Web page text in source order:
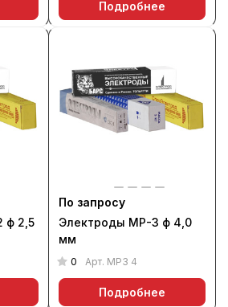
Подробнее
ф 2,5
По запросу
Электроды МР-3 ф 4,0
мм
0 Арт. МР3 4
Подробнее